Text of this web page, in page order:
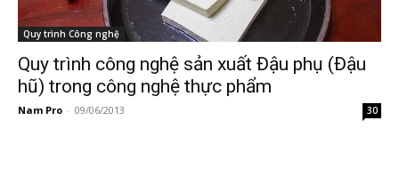
Quy trình Công nghệ
Quy trình công nghệ sản xuất Đậu phụ (Đậu
hũ) trong công nghệ thực phẩm
Nam Pro - 09/06/2013 30